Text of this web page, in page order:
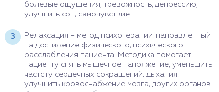
болевые ощущения, тревожность, депрессию,
улучшить сон, самочувствие.
Релаксация – метод психотерапии, направленный
на достижение физического, психического
расслабления пациента. Методика помогает
пациенту снять мышечное напряжение, уменьшить
частоту сердечных сокращений, дыхания,
улучшить кровоснабжение мозга, других органов.